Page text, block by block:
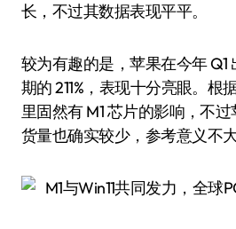
长，不过其数据表现平平。
较为有趣的是，苹果在今年 Q1
期的 211%，表现十分亮眼。根
里固然有 M1 芯片的影响，不
货量也确实较少，参考意义不大